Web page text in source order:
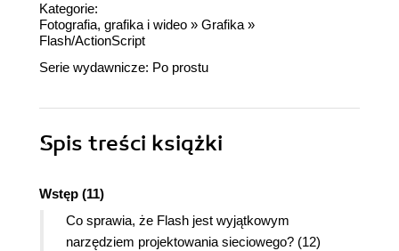
Kategorie:
Fotografia, grafika i wideo » Grafika »
Flash/ActionScript
Serie wydawnicze: Po prostu
Spis treści książki
Wstęp (11)
Co sprawia, że Flash jest wyjątkowym
narzędziem projektowania sieciowego? (12)